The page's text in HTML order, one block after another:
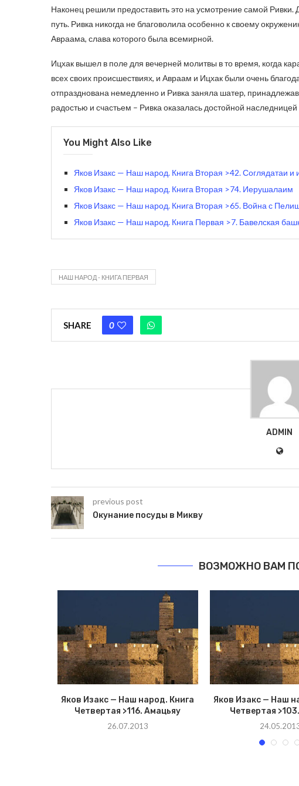
Наконец решили предоставить это на усмотрение самой Ривки.
путь. Ривка никогда не благоволила особенно к своему
Авраама, слава которого была всемирной.
Ицхак вышел в поле для вечерней молитвы в то время, когда
всех своих происшествиях, и Авраам и Ицхак были очень
отпразднована немедленно и Ривка заняла шатер,
радостью и счастьем – Ривка оказалась достойной
You Might Also Like
Яков Изакс — Наш народ. Книга Вторая >42. Соглядатаи и
Яков Изакс — Наш народ. Книга Вторая >74. Иерушалаим
Яков Изакс — Наш народ. Книга Вторая >65. Война с
Яков Изакс — Наш народ. Книга Первая >7. Бавелская
НАШ НАРОД - КНИГА ПЕРВАЯ
SHARE 0
ADMIN
previous post
Окунание посуды в Микву
ВОЗМОЖНО ВАМ
Яков Изакс — Наш народ. Книга
Четвертая >116. Амацьяу
26.07.2013
Яков Изакс — Наш
Четвертая